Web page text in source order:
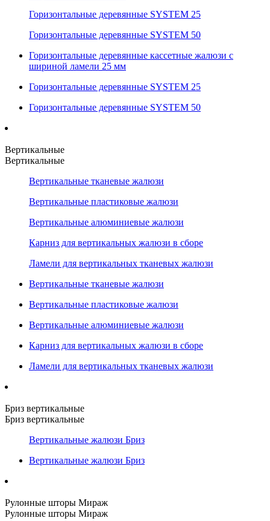
Горизонтальные деревянные SYSTEM 25
Горизонтальные деревянные SYSTEM 50
Горизонтальные деревянные кассетные жалюзи с
шириной ламели 25 мм
Горизонтальные деревянные SYSTEM 25
Горизонтальные деревянные SYSTEM 50
Вертикальные
Вертикальные
Вертикальные тканевые жалюзи
Вертикальные пластиковые жалюзи
Вертикальные алюминиевые жалюзи
Карниз для вертикальных жалюзи в сборе
Ламели для вертикальных тканевых жалюзи
Вертикальные тканевые жалюзи
Вертикальные пластиковые жалюзи
Вертикальные алюминиевые жалюзи
Карниз для вертикальных жалюзи в сборе
Ламели для вертикальных тканевых жалюзи
Бриз вертикальные
Бриз вертикальные
Вертикальные жалюзи Бриз
Вертикальные жалюзи Бриз
Рулонные шторы Мираж
Рулонные шторы Мираж